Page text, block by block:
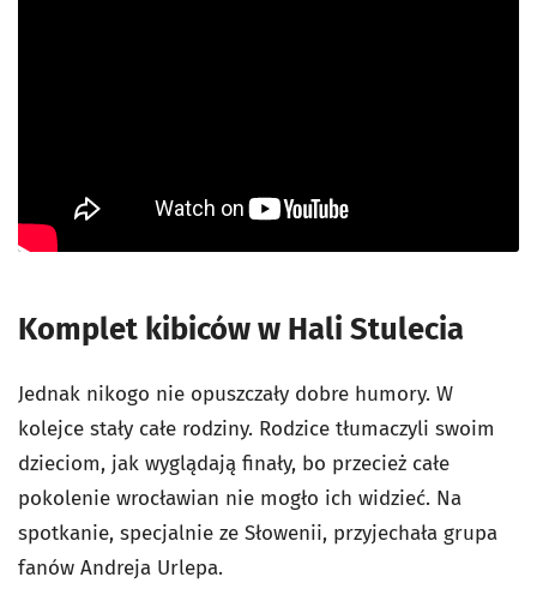
Komplet kibiców w Hali Stulecia
Jednak nikogo nie opuszczały dobre humory. W
kolejce stały całe rodziny. Rodzice tłumaczyli swoim
dzieciom, jak wyglądają finały, bo przecież całe
pokolenie wrocławian nie mogło ich widzieć. Na
spotkanie, specjalnie ze Słowenii, przyjechała grupa
fanów Andreja Urlepa.